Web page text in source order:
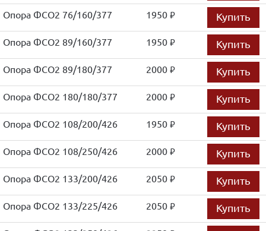
Опора ФСО2 76/160/377 1950 руб. Купить
Опора ФСО2 89/160/377 1950 руб. Купить
Опора ФСО2 89/180/377 2000 руб. Купить
Опора ФСО2 180/180/377 2000 руб. Купить
Опора ФСО2 108/200/426 1950 руб. Купить
Опора ФСО2 108/250/426 2000 руб. Купить
Опора ФСО2 133/200/426 2050 руб. Купить
Опора ФСО2 133/225/426 2050 руб. Купить